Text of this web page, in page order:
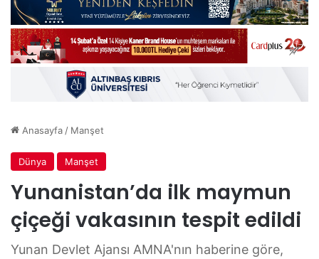
Anasayfa / Manşet
Dünya Manşet
Yunanistan’da ilk maymun
çiçeği vakasının tespit edildi
Yunan Devlet Ajansı AMNA'nın haberine göre,